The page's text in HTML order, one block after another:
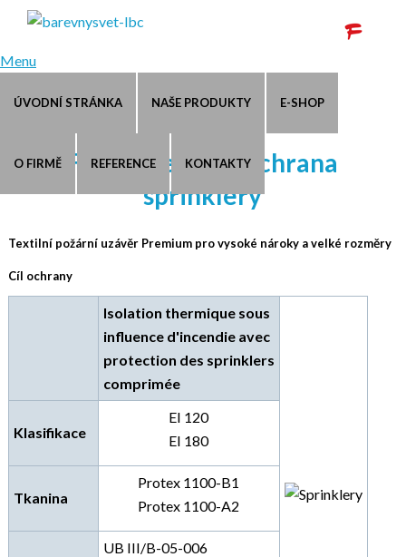
Menu
ÚVODNÍ STRÁNKA NAŠE PRODUKTY E-SHOP
O FIRMĚ REFERENCE KONTAKTY
Fibershield-P - Ochrana
sprinklery
Textilní požární uzávěr Premium pro vysoké nároky a velké rozměry
Cíl ochrany
Isolation thermique sous
influence d'incendie avec
protection des sprinklers
comprimée
Klasifikace
EI 120
EI 180
Tkanina
Protex 1100-B1
Protex 1100-A2
UB III/B-05-006